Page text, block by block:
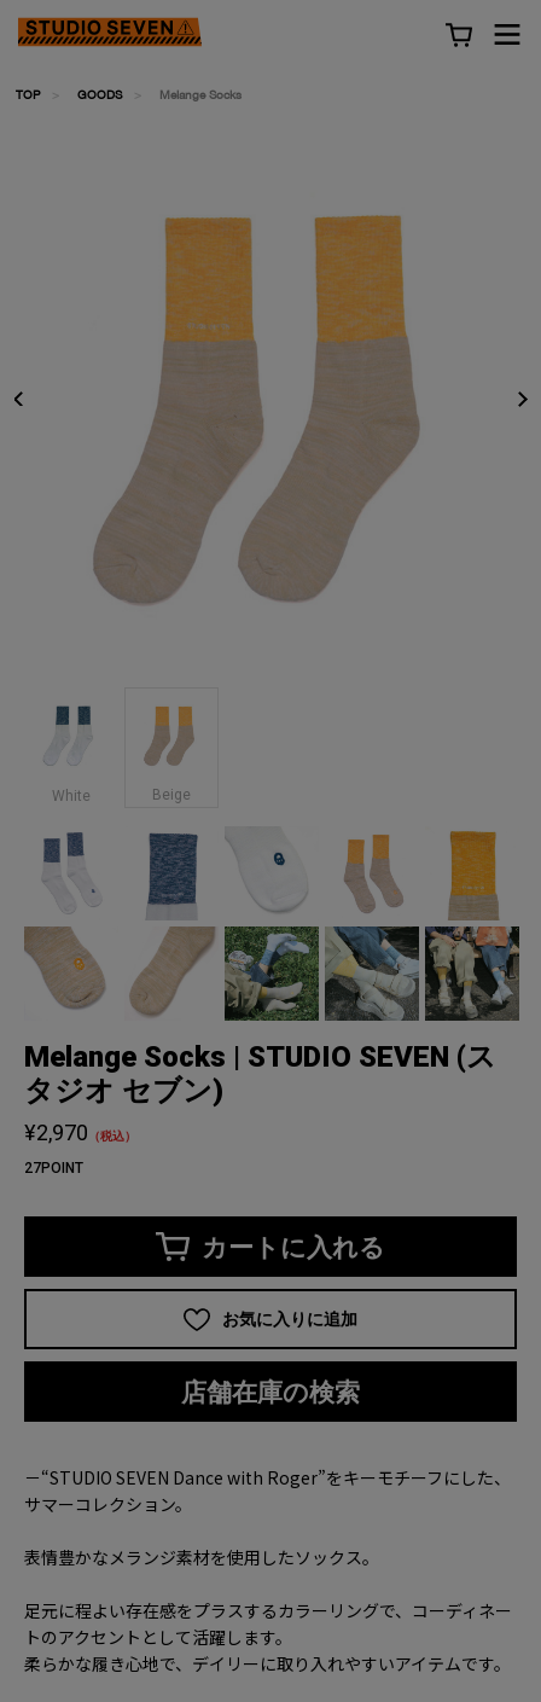
TOP GOODS Melange Socks
White Beige
Melange Socks | STUDIO SEVEN (ス
タジオ セブン)
¥2,970 （税込）
27POINT
カートに入れる
お気に入りに追加
店舗在庫の検索
－“STUDIO SEVEN Dance with Roger”をキーモチーフにした、
サマーコレクション。
表情豊かなメランジ素材を使用したソックス。
足元に程よい存在感をプラスするカラーリングで、コーディネー
トのアクセントとして活躍します。
柔らかな履き心地で、デイリーに取り入れやすいアイテムです。